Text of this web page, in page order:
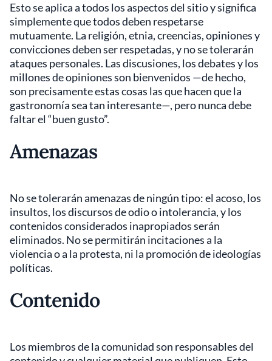
Esto se aplica a todos los aspectos del sitio y significa
simplemente que todos deben respetarse
mutuamente. La religión, etnia, creencias, opiniones y
convicciones deben ser respetadas, y no se tolerarán
ataques personales. Las discusiones, los debates y los
millones de opiniones son bienvenidos —de hecho,
son precisamente estas cosas las que hacen que la
gastronomía sea tan interesante—, pero nunca debe
faltar el “buen gusto”.
Amenazas
No se tolerarán amenazas de ningún tipo: el acoso, los
insultos, los discursos de odio o intolerancia, y los
contenidos considerados inapropiados serán
eliminados. No se permitirán incitaciones a la
violencia o a la protesta, ni la promoción de ideologías
políticas.
Contenido
Los miembros de la comunidad son responsables del